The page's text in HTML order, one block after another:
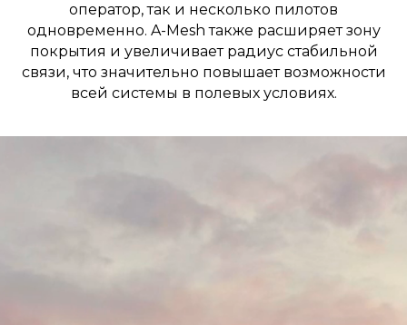
оператор, так и несколько пилотов
одновременно. A-Mesh также расширяет зону
покрытия и увеличивает радиус стабильной
связи, что значительно повышает возможности
всей системы в полевых условиях.